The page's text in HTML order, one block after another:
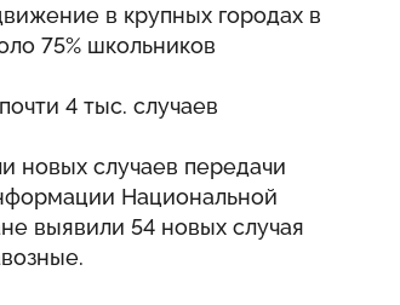
в крупных городах в
75% школьников
4 тыс. случаев
новых случаев передачи
Национальной
выявили 54 новых случая